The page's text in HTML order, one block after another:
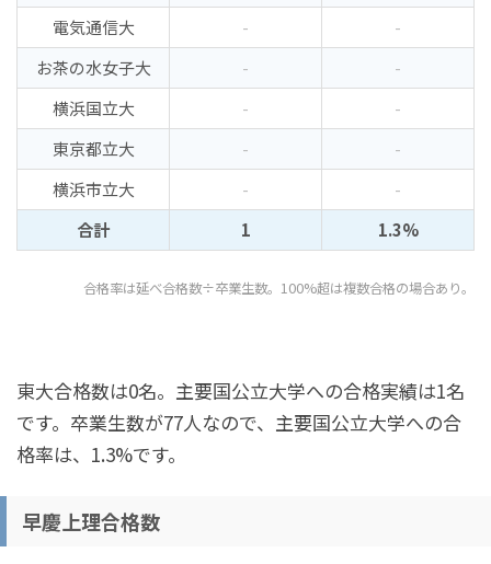
電気通信大
-
-
お茶の水女子大
-
-
横浜国立大
-
-
東京都立大
-
-
横浜市立大
-
-
合計
1 1.3%
合格率は延べ合格数÷卒業生数。100%超は複数合格の場合あり。
東大合格数は0名。主要国公立大学への合格実績は1名
です。卒業生数が77人なので、主要国公立大学への合
格率は、1.3%です。
早慶上理合格数